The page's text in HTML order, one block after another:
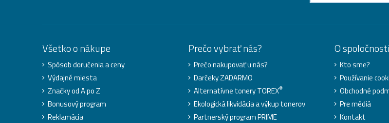
Všetko o nákupe
Spôsob doručenia a ceny
Výdajné miesta
Značky od A po Z
Bonusový program
Reklamácia
Prečo vybrať nás?
Prečo nakupovať u nás?
Darčeky ZADARMO
Alternatívne tonery TOREX®
Ekologická likvidácia a výkup tonerov
Partnerský program PRIME
O spoločnosti
Kto sme?
Používanie
Obchodné
Pre médiá
Kontakt